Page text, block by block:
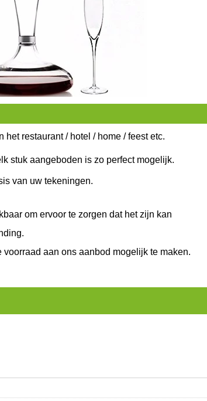
restaurant / hotel / home / feest etc.
stuk aangeboden is zo perfect mogelijk.
van uw tekeningen.
om ervoor te zorgen dat het zijn kan
aan ons aanbod mogelijk te maken.